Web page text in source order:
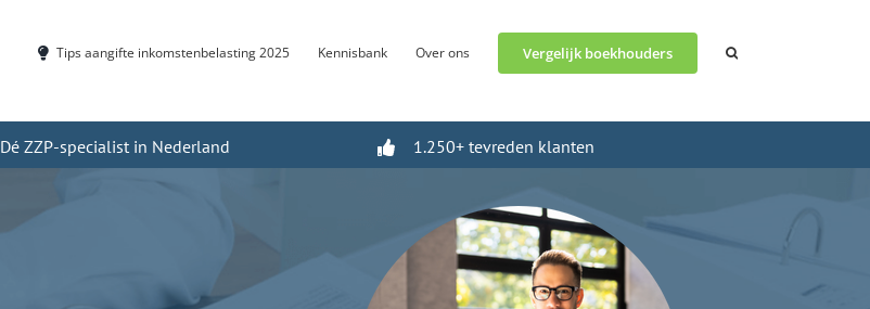
Tips aangifte inkomstenbelasting 2025 Kennisbank Over ons Vergelijk boekhouders
Dé ZZP-specialist in Nederland 1.250+ tevreden klanten